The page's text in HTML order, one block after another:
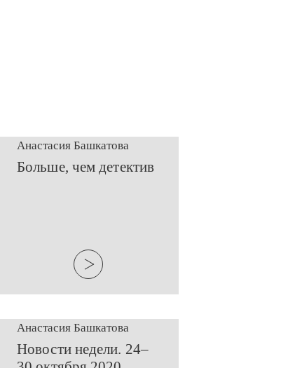
Анастасия Башкатова
Больше, чем детектив
Анастасия Башкатова
​Новости недели. 24–